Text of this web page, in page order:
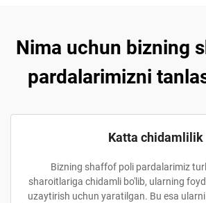
Nima uchun bizning
pardalarimizni
Katta chidamlilik
Bizning shaffof poli pardalarimiz
sharoitlariga chidamli bo'lib, ularning
uzaytirish uchun yaratilgan. Bu esa